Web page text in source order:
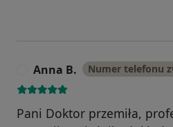
Anna B. Numer telefonu
Pani Doktor przemiła,